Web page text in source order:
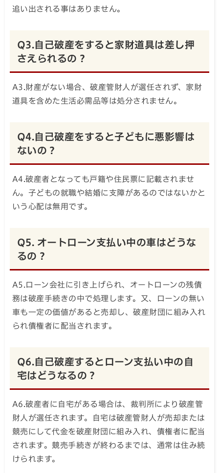
追い出される事はありません。
Q3.自己破産をすると家財道具は差し押
さえられるの？
A3.財産がない場合、破産管財人が選任されず、家財
道具を含めた生活必需品等は処分されません。
Q4.自己破産をすると子どもに悪影響は
ないの？
A4.破産者となっても戸籍や住民票に記載されませ
ん。子どもの就職や結婚に支障があるのではないかと
いう心配は無用です。
Q5. オートローン支払い中の車はどうな
るの？
A5.ローン会社に引き上げられ、オートローンの残債
務は破産手続きの中で処理します。又、ローンの無い
車も一定の価値があると売却し、破産財団に組み入れ
られ債権者に配当されます。
Q6.自己破産するとローン支払い中の自
宅はどうなるの？
A6.破産者に自宅がある場合は、裁判所により破産管
財人が選任されます。自宅は破産管財人が売却または
競売にして代金を破産財団に組み入れ、債権者に配当
されます。競売手続きが終わるまでは、通常は住み続
けられます。